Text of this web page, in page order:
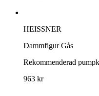
HEISSNER
Dammfigur Gås
Rekommenderad
963 kr